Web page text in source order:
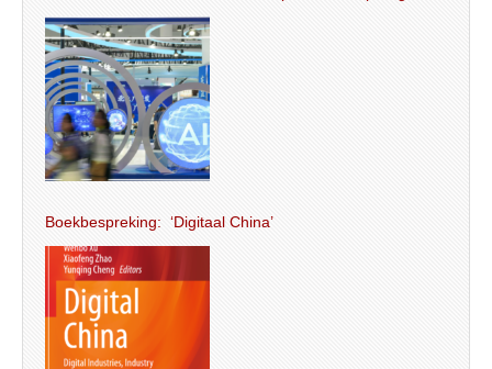
Boekbespreking: ‘Digitaal China’